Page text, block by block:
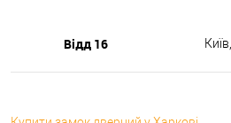
Відд 16